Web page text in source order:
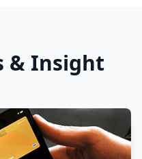
& Insight